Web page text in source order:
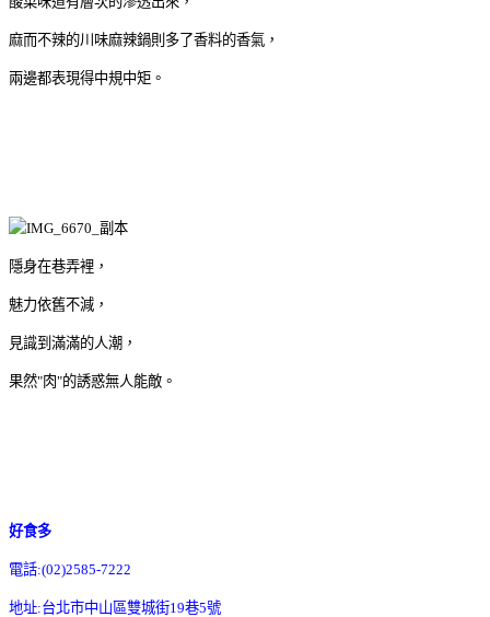
麻而不辣的川味麻辣鍋則多了香料的香氣，
兩邊都表現得中規中矩。
隱身在巷弄裡，
魅力依舊不減，
見識到滿滿的人潮，
果然"肉"的誘惑無人能敵。
好食多
電話:(02)2585-7222
地址:台北市中山區雙城街19巷5號